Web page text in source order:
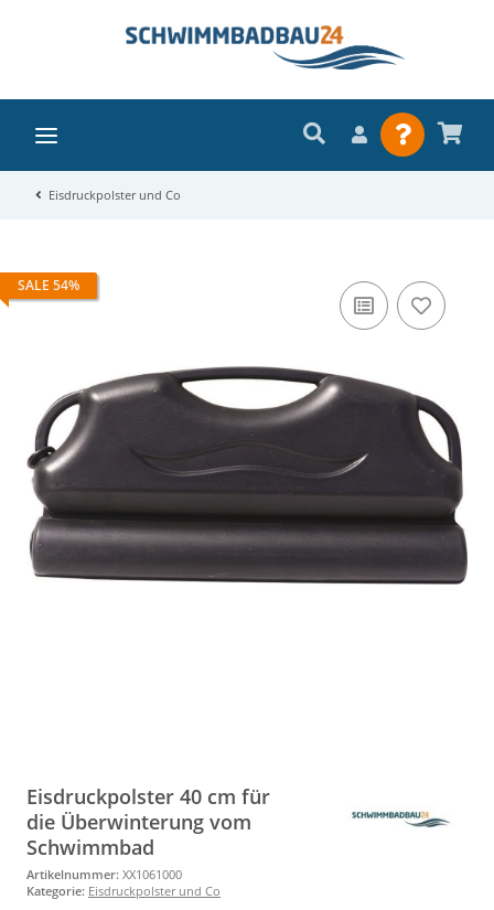
Eisdruckpolster und Co
SALE 54%
Eisdruckpolster 40 cm für
die Überwinterung vom
Schwimmbad
Artikelnummer: XX1061000
Kategorie: Eisdruckpolster und Co